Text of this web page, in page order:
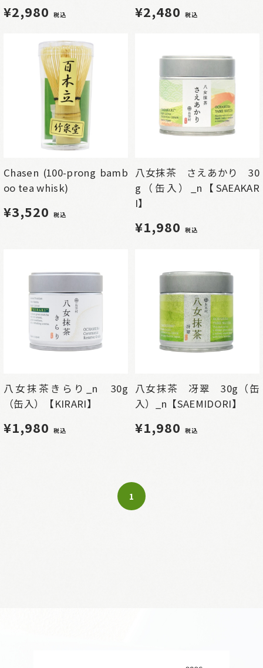
¥2,980 税込 ¥2,480 税込
Chasen (100-prong bamb
oo tea whisk)
¥3,520 税込
八女抹茶 さえあかり 30
g（缶入）_n【SAEAKAR
I】
¥1,980 税込
八女抹茶きらり_n 30g
（缶入）【KIRARI】
¥1,980 税込
八女抹茶 冴翠 30g（缶
入）_n【SAEMIDORI】
¥1,980 税込
1